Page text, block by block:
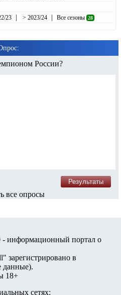
23 | > 2023/24 | Все сезоны 28
России?
все опросы
- информационный портал о
зарегистрировано в
данные).
18+
сетях: